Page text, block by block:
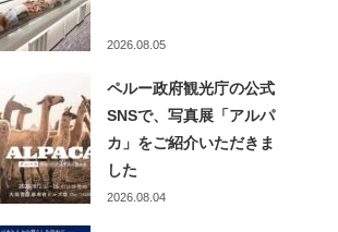
2026.08.05
ペルー政府観光庁の公式
SNSで、写真展「アルパ
カ」をご紹介いただきま
した
2026.08.04